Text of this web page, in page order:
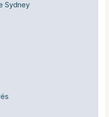
Sydney